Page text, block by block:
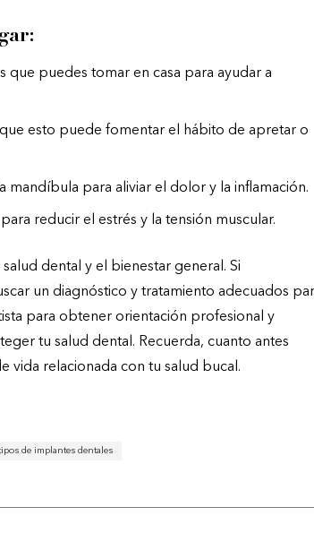
puedes tomar en casa para ayudar a
esto puede fomentar el hábito de apretar o
mandíbula para aliviar el dolor y la inflamación.
reducir el estrés y la tensión muscular.
dental y el bienestar general. Si
un diagnóstico y tratamiento adecuados
para obtener orientación profesional y
tu salud dental. Recuerda, cuanto antes
vida relacionada con tu salud bucal.
de implantes dentales